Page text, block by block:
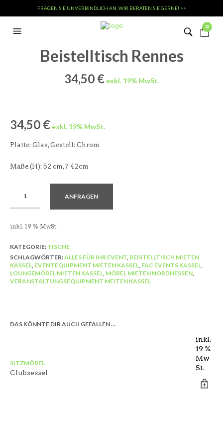
FRAGEN SIE UNVERBINDLICH AN, WIR BERATEN SIE GERNE! >>
0
Beistelltisch Rennes
34,50 €
34,50 €
Platte: Glas, Gestell: Chrom
Maße (H): 52 cm, ? 42cm
ANFRAGEN
inkl. 19 % MwSt.
KATEGORIE: TISCHE
SCHLAGWÖRTER:ALLES FÜR IHR EVENT, BEISTELLTISCH MIETEN
KASSEL, EVENTEQUIPMENT MIETEN KASSEL, FAC EVENTS KASSEL,
LOUNGEMÖBEL MIETEN KASSEL, MÖBEL MIETEN NORDHESSEN,
VERANSTALTUNGSEQUIPMENT MEITEN KASSEL
DAS KÖNNTE DIR AUCH GEFALLEN …
inkl.
19 %
Mw
St.
SITZMÖBEL
Clubsessel